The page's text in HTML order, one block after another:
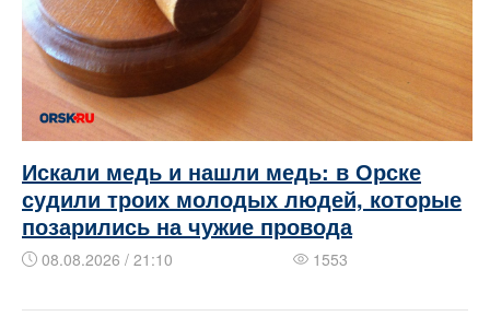
Искали медь и нашли медь: в Орске
судили троих молодых людей, которые
позарились на чужие провода
08.08.2026 / 21:10 1553